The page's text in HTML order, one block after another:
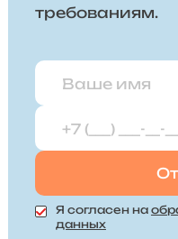
требованиям.
Я согласен на
данных